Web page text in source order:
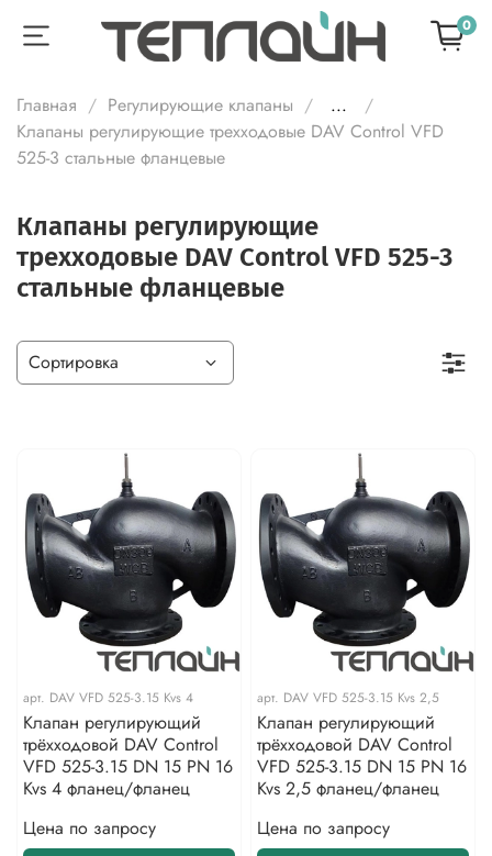
0
Главная Регулирующие клапаны
...
Клапаны регулирующие трехходовые DAV Control VFD
525-3 стальные фланцевые
Клапаны регулирующие
трехходовые DAV Control VFD 525-3
стальные фланцевые
арт. DAV VFD 525-3.15 Kvs 4
Клапан регулирующий
трёхходовой DAV Control
VFD 525-3.15 DN 15 PN 16
Kvs 4 фланец/фланец
Цена по запросу
арт. DAV VFD 525-3.15 Kvs 2,5
Клапан регулирующий
трёхходовой DAV Control
VFD 525-3.15 DN 15 PN 16
Kvs 2,5 фланец/фланец
Цена по запросу